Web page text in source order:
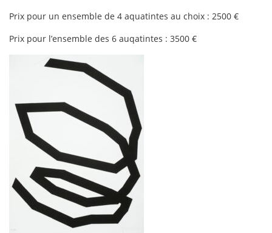
Prix pour un ensemble de 4 aquatintes au choix : 2500 €
Prix pour l’ensemble des 6 auqatintes : 3500 €